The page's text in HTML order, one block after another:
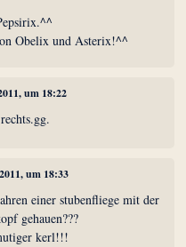
Obelix und Asterix!^^
um 18:22
um 18:33
einer stubenfliege mit der
gehauen???
kerl!!!